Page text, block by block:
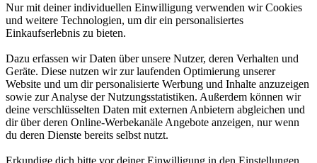
Nur mit deiner individuellen Einwilligung verwenden wir Cookies
und weitere Technologien, um dir ein personalisiertes
Einkaufserlebnis zu bieten.
Dazu erfassen wir Daten über unsere Nutzer, deren Verhalten und
Geräte. Diese nutzen wir zur laufenden Optimierung unserer
Website und um dir personalisierte Werbung und Inhalte anzuzeigen
sowie zur Analyse der Nutzungsstatistiken. Außerdem können wir
deine verschlüsselten Daten mit externen Anbietern abgleichen und
dir über deren Online-Werbekanäle Angebote anzeigen, nur wenn
du deren Dienste bereits selbst nutzt.
Erkundige dich bitte vor deiner Einwilligung in den Einstellungen